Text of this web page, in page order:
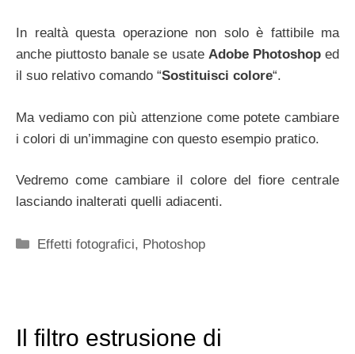
In realtà questa operazione non solo è fattibile ma
anche piuttosto banale se usate Adobe Photoshoped
il suo relativo comando “Sostituisci colore“.
Ma vediamo con più attenzione come potete cambiare
i colori di un’immagine con questo esempio pratico.
Vedremo come cambiare il colore del fiore centrale
lasciando inalterati quelli adiacenti.
Categorie
Effetti fotografici, Photoshop
Il filtro estrusione di